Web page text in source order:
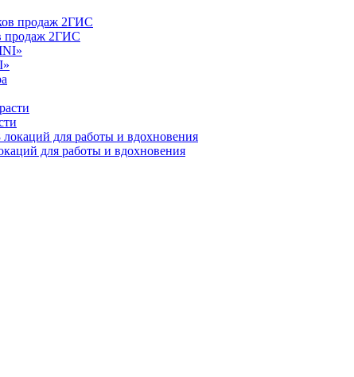
продаж 2ГИС
для работы и вдохновения